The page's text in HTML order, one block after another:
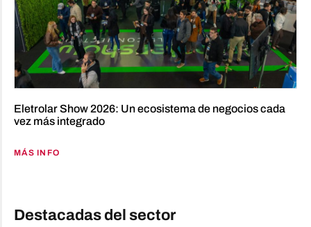
Eletrolar Show 2026: Un ecosistema de negocios cada
vez más integrado
MÁS INFO
Destacadas del sector